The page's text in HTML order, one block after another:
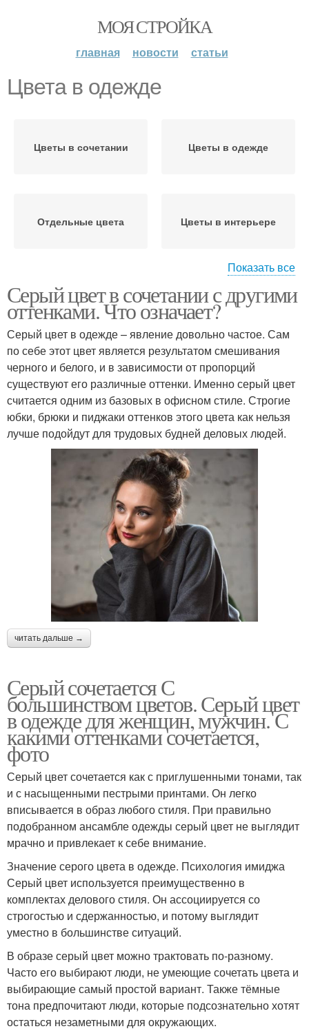
МОЯ СТРОЙКА
главная новости статьи
Цвета в одежде
Цветы в сочетании Цветы в одежде
Отдельные цвета Цветы в интерьере
Цветы по цветотипу Цвета в интерьере
Цвет в интерьере
Цветы в монохромных
интерьерах
Интерьеры в серых
цветах
Показать все
Серый цвет в сочетании с другими
оттенками. Что означает?
Серый цвет в одежде – явление довольно частое. Сам
по себе этот цвет является результатом смешивания
черного и белого, и в зависимости от пропорций
существуют его различные оттенки. Именно серый цвет
считается одним из базовых в офисном стиле. Строгие
юбки, брюки и пиджаки оттенков этого цвета как нельзя
лучше подойдут для трудовых будней деловых людей.
читать дальше →
Серый сочетается С
большинством цветов. Серый цвет
в одежде для женщин, мужчин. С
какими оттенками сочетается,
фото
Серый цвет сочетается как с приглушенными тонами, так
и с насыщенными пестрыми принтами. Он легко
вписывается в образ любого стиля. При правильно
подобранном ансамбле одежды серый цвет не выглядит
мрачно и привлекает к себе внимание.
Значение серого цвета в одежде. Психология имиджа
Серый цвет используется преимущественно в
комплектах делового стиля. Он ассоциируется со
строгостью и сдержанностью, и потому выглядит
уместно в большинстве ситуаций.
В образе серый цвет можно трактовать по-разному.
Часто его выбирают люди, не умеющие сочетать цвета и
выбирающие самый простой вариант. Также тёмные
тона предпочитают люди, которые подсознательно хотят
остаться незаметными для окружающих.